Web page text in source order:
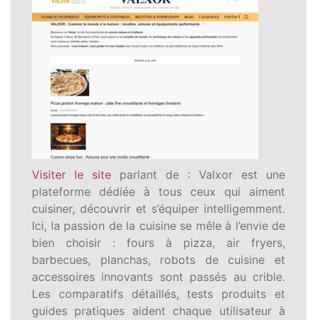
Visiter le site parlant de : Valxor est une
plateforme dédiée à tous ceux qui aiment
cuisiner, découvrir et s’équiper intelligemment.
Ici, la passion de la cuisine se mêle à l’envie de
bien choisir : fours à pizza, air fryers,
barbecues, planchas, robots de cuisine et
accessoires innovants sont passés au crible.
Les comparatifs détaillés, tests produits et
guides pratiques aident chaque utilisateur à